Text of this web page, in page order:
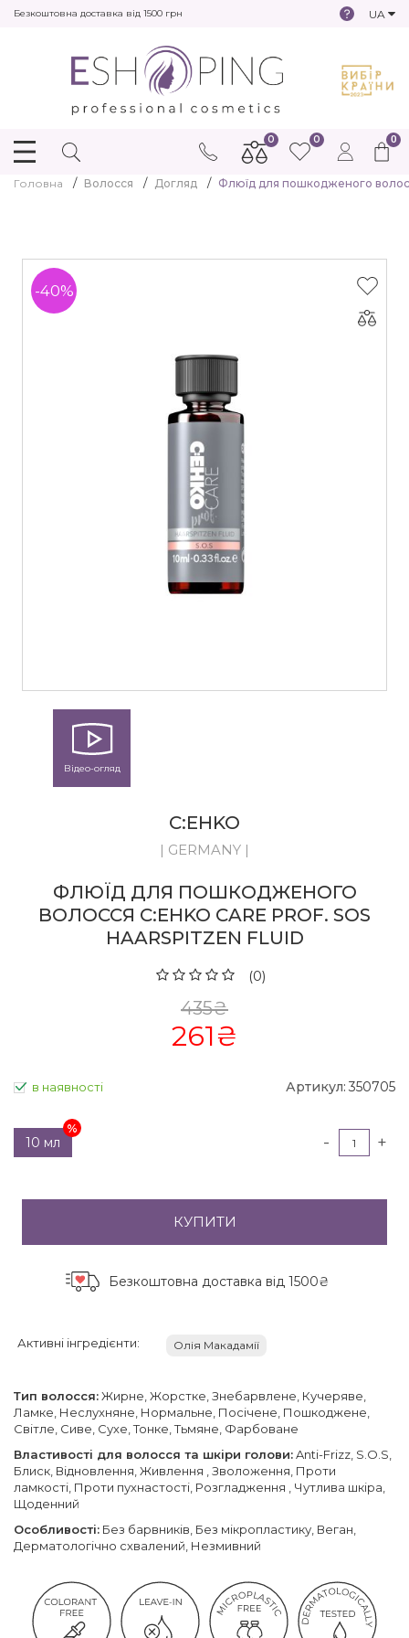
Безкоштовна доставка від 1500 грн UA
0
0 0
Головна Волосся Догляд Флюїд для пошкодженого
-40%
Відео-огляд
C:EHKO
| GERMANY |
ФЛЮЇД ДЛЯ ПОШКОДЖЕНОГО
ВОЛОССЯ C:EHKO CARE PROF. SOS
HAARSPITZEN FLUID
(0)
435₴
261₴
в наявності Артикул: 350705
10 мл - +
КУПИТИ
Безкоштовна доставка від 1500₴
Активні інгредієнти: Олія Макадамії
Тип волосся:Жирне, Жорстке, Знебарвлене, Кучеряве,
Ламке, Неслухняне, Нормальне, Посічене, Пошкоджене,
Світле, Сиве, Сухе, Тонке, Тьмяне, Фарбоване
Властивості для волосся та шкіри голови:Anti-Frizz, S.O.S,
Блиск, Відновлення, Живлення , Зволоження, Проти
ламкості, Проти пухнастості, Розгладження , Чутлива шкіра,
Щоденний
Особливості: Без барвників, Без мікропластику, Веган,
Дерматологічно схвалений, Незмивний